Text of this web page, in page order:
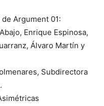
Argument 01:
Enrique Espinosa,
Álvaro Martín y
Subdirectora